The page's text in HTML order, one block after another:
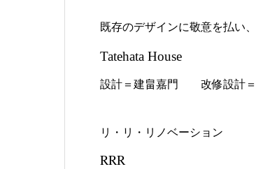
既存のデザインに敬意を払い
Tatehata House
設計＝建畠嘉門 改修設計＝
リ・リ・リノベーション
RRR